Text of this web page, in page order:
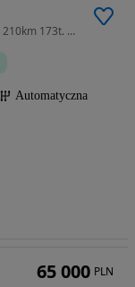
1998 cm3 • 210 KM • SAAB 93 ARC 2,0T automat, 210km 173t. km, pierwszy właściciel w Polsce
Automatyczna
65 000 PLN